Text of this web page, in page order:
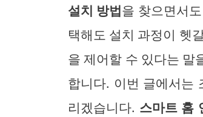
설치 방법을 찾으면서
택해도 설치 과정이 헷
을 제어할 수 있다는 말
합니다. 이번 글에서는
리겠습니다. 스마트 홈